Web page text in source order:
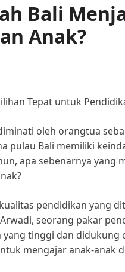
Bali
Anak?
Tepat untuk
oleh orangtua
pulau Bali memiliki
apa sebenarnya yang
pendidikan yang
seorang pakar
tinggi dan didukung
mengajar anak-anak